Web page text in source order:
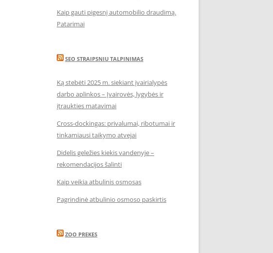
Kaip gauti pigesnį automobilio draudimą.
Patarimai
SEO STRAIPSNIU TALPINIMAS
Ką stebėti 2025 m. siekiant įvairialypės
darbo aplinkos – Įvairovės, lygybės ir
įtraukties matavimai
Cross-dockingas: privalumai, ribotumai ir
tinkamiausi taikymo atvejai
Didelis geležies kiekis vandenyje –
rekomendacijos šalinti
Kaip veikia atbulinis osmosas
Pagrindinė atbulinio osmoso paskirtis
ZOO PREKES